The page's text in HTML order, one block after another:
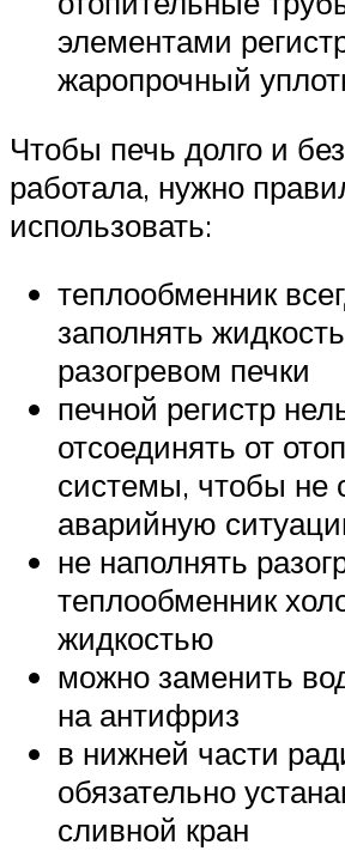
элементами
жаропрочный
Чтобы печь долго и
работала, нужно
использовать:
теплообменник
заполнять
разогревом печки
печной регистр
отсоединять от
системы, чтобы не
аварийную
не наполнять
теплообменник
жидкостью
можно заменить
на антифриз
в нижней части
обязательно
сливной кран